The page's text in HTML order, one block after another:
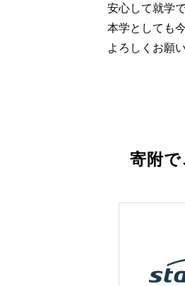
安心して就学
本学としても
よろしくお願
寄附